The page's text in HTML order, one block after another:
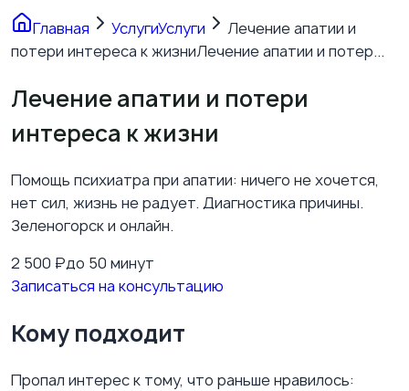
Главная УслугиУслуги
Лечение апатии и
потери интереса к жизниЛечение апатии и потер...
Лечение апатии и потери
интереса к жизни
Помощь психиатра при апатии: ничего не хочется,
нет сил, жизнь не радует. Диагностика причины.
Зеленогорск и онлайн.
2 500 ₽до 50 минут
Записаться на консультацию
Кому подходит
Пропал интерес к тому, что раньше нравилось: